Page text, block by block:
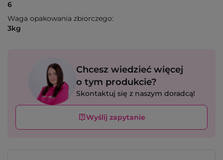
6
Waga opakowania zbiorczego:
3kg
Chcesz wiedzieć więcej
o tym produkcie?
Skontaktuj się z naszym doradcą!
Wyślij zapytanie